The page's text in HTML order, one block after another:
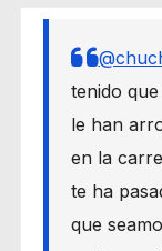
tenido
le han
en la
te ha
que